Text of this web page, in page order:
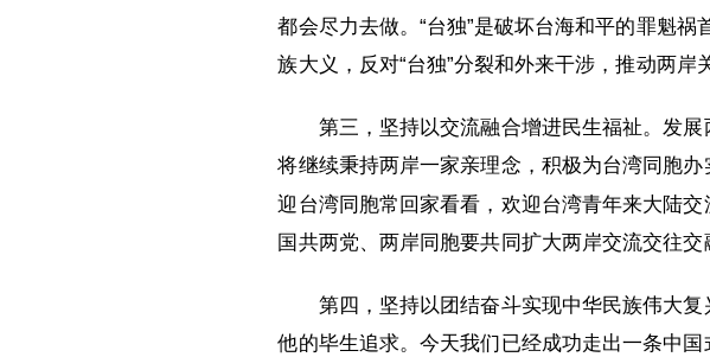
都会尽力去做。“台独”是破坏台海和平的罪魁
族大义，反对“台独”分裂和外来干涉，推动两岸
第三，坚持以交流融合增进民生福祉。发
将继续秉持两岸一家亲理念，积极为台湾同胞
迎台湾同胞常回家看看，欢迎台湾青年来大陆
国共两党、两岸同胞要共同扩大两岸交流交往交
第四，坚持以团结奋斗实现中华民族伟大
他的毕生追求。今天我们已经成功走出一条中